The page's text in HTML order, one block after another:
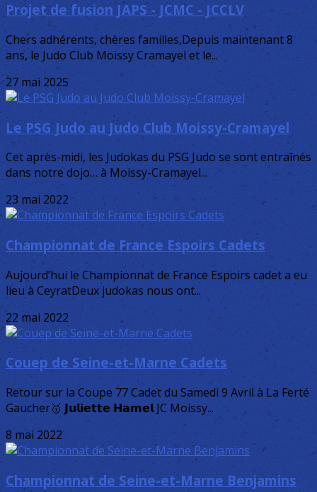
Projet de fusion JAPS - JCMC - JCCLV
Chers adhérents, chères familles,Depuis maintenant 8
ans, le Judo Club Moissy Cramayel et le...
27 mai 2025
Le PSG Judo au Judo Club Moissy-Cramayel
Cet après-midi, les Judokas du PSG Judo se sont entraînés
dans notre dojo… à Moissy-Cramayel...
23 mai 2022
Championnat de France Espoirs Cadets
Aujourd’hui le Championnat de France Espoirs cadet a eu
lieu à CeyratDeux judokas nous ont...
22 mai 2022
Couep de Seine-et-Marne Cadets
Retour sur la Coupe 77 Cadet du Samedi 9 Avril à La Ferté
Gaucher🥇 𝗝𝘂𝗹𝗶𝗲𝘁𝘁𝗲 𝗛𝗮𝗺𝗲𝗹 JC Moissy...
8 mai 2022
Championnat de Seine-et-Marne Benjamins